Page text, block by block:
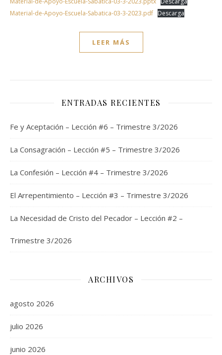
Material-de-Apoyo-Escuela-Sabatica-03-3-2023.pdf Descarga
LEER MÁS
ENTRADAS RECIENTES
Fe y Aceptación – Lección #6 – Trimestre 3/2026
La Consagración – Lección #5 – Trimestre 3/2026
La Confesión – Lección #4 – Trimestre 3/2026
El Arrepentimiento – Lección #3 – Trimestre 3/2026
La Necesidad de Cristo del Pecador – Lección #2 –
Trimestre 3/2026
ARCHIVOS
agosto 2026
julio 2026
junio 2026